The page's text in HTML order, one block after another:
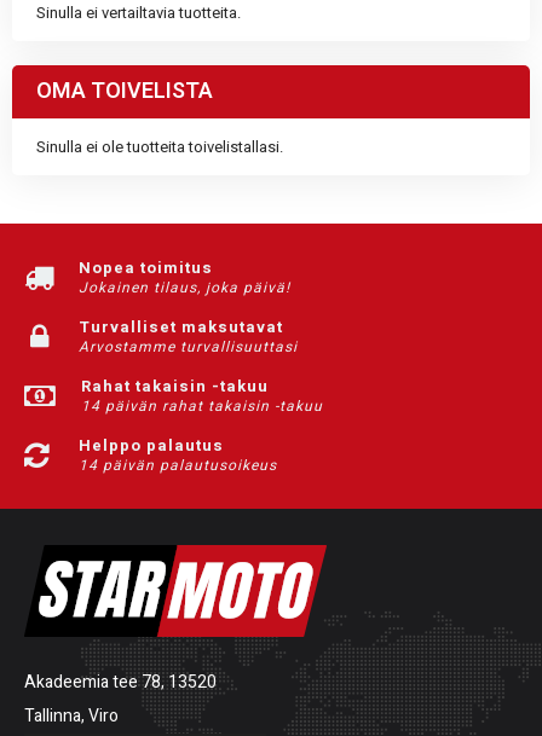
Sinulla ei vertailtavia tuotteita.
OMA TOIVELISTA
Sinulla ei ole tuotteita toivelistallasi.
Nopea toimitus
Jokainen tilaus, joka päivä!
Turvalliset maksutavat
Arvostamme turvallisuuttasi
Rahat takaisin -takuu
14 päivän rahat takaisin -takuu
Helppo palautus
14 päivän palautusoikeus
Akadeemia tee 78, 13520
Tallinna, Viro